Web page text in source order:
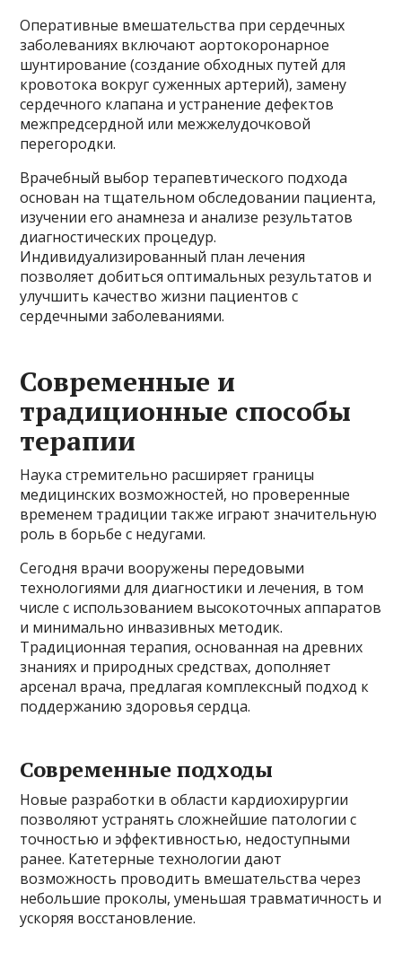
Оперативные вмешательства при сердечных
заболеваниях включают аортокоронарное
шунтирование (создание обходных путей для
кровотока вокруг суженных артерий), замену
сердечного клапана и устранение дефектов
межпредсердной или межжелудочковой
перегородки.
Врачебный выбор терапевтического подхода
основан на тщательном обследовании пациента,
изучении его анамнеза и анализе результатов
диагностических процедур.
Индивидуализированный план лечения
позволяет добиться оптимальных результатов и
улучшить качество жизни пациентов с
сердечными заболеваниями.
Современные и
традиционные способы
терапии
Наука стремительно расширяет границы
медицинских возможностей, но проверенные
временем традиции также играют значительную
роль в борьбе с недугами.
Сегодня врачи вооружены передовыми
технологиями для диагностики и лечения, в том
числе с использованием высокоточных аппаратов
и минимально инвазивных методик.
Традиционная терапия, основанная на древних
знаниях и природных средствах, дополняет
арсенал врача, предлагая комплексный подход к
поддержанию здоровья сердца.
Современные подходы
Новые разработки в области кардиохирургии
позволяют устранять сложнейшие патологии с
точностью и эффективностью, недоступными
ранее. Катетерные технологии дают
возможность проводить вмешательства через
небольшие проколы, уменьшая травматичность и
ускоряя восстановление.